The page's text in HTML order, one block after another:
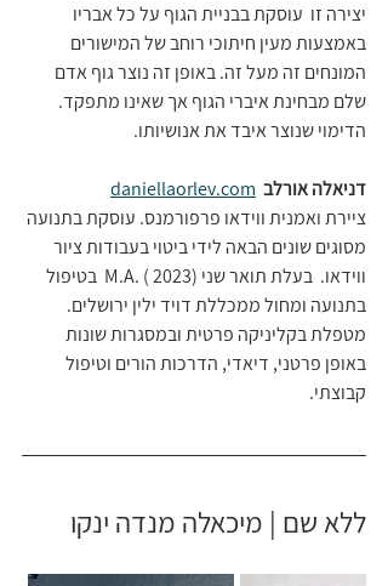
יצירה זו  עוסקת בבניית הגוף על כל אבריו
באמצעות מעין חיתוכי רוחב של המישורים
המונחים זה מעל זה. באופן זה נוצר גוף אדם
שלם מבחינת איברי הגוף אך שאינו מתפקד.
הדימוי שנוצר איבד את אנושיותו.
דניאלה אורלב daniellaorlev.com
ציירת ואמנית ווידאו פרפורמנס. עוסקת בתנועה
מסוגים שונים הבאה לידי ביטוי בעבודות ציור
ווידאו.  בעלת תואר שני M.A. ( 2023)  בטיפול
בתנועה ומחול ממכללת דויד ילין ירושלים.
מטפלת בקליניקה פרטית ובמסגרות שונות
באופן פרטני, דיאדי, הדרכות הורים וטיפול
קבוצתי.
ללא שם | מיכאלה מנדה ינקו